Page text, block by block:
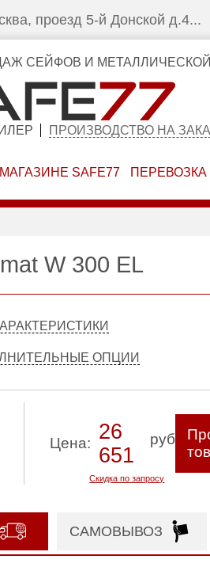
проезд 5-й Донской д.4...
СЕЙФОВ И
ПРОИЗВОДСТВО НА
SAFE77
W 300 EL
ОПЦИИ
Цена: 26
651
Скидка по запросу
руб
САМОВЫВОЗ